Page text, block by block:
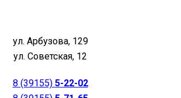
ул. Арбузова, 129
ул. Советская, 12
8 (39155) 5-22-02